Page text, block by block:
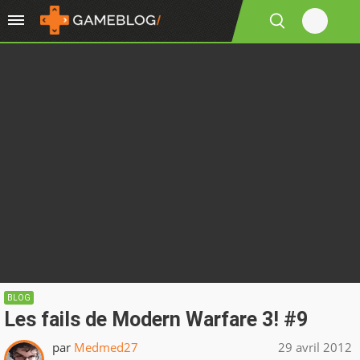
BLOG
Les fails de Modern Warfare 3! #9
par Medmed27 29 avril 2012